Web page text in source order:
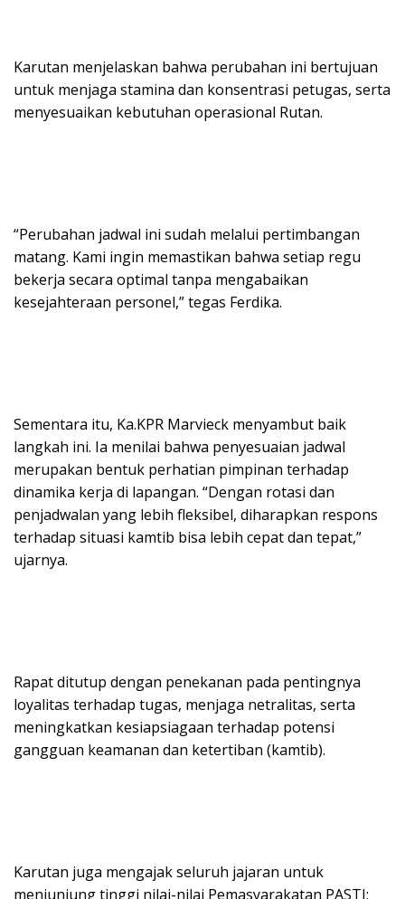
Karutan menjelaskan bahwa perubahan ini bertujuan
untuk menjaga stamina dan konsentrasi petugas, serta
menyesuaikan kebutuhan operasional Rutan.
“Perubahan jadwal ini sudah melalui pertimbangan
matang. Kami ingin memastikan bahwa setiap regu
bekerja secara optimal tanpa mengabaikan
kesejahteraan personel,” tegas Ferdika.
Sementara itu, Ka.KPR Marvieck menyambut baik
langkah ini. Ia menilai bahwa penyesuaian jadwal
merupakan bentuk perhatian pimpinan terhadap
dinamika kerja di lapangan. “Dengan rotasi dan
penjadwalan yang lebih fleksibel, diharapkan respons
terhadap situasi kamtib bisa lebih cepat dan tepat,”
ujarnya.
Rapat ditutup dengan penekanan pada pentingnya
loyalitas terhadap tugas, menjaga netralitas, serta
meningkatkan kesiapsiagaan terhadap potensi
gangguan keamanan dan ketertiban (kamtib).
Karutan juga mengajak seluruh jajaran untuk
menjunjung tinggi nilai-nilai Pemasyarakatan PASTI: